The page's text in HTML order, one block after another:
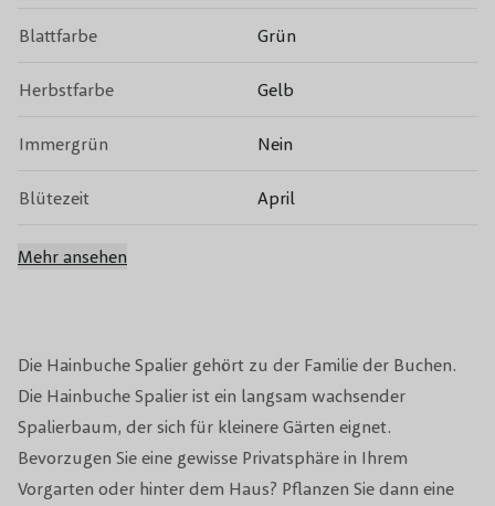
Die Hainbuche Spalier gehört zu der Familie der Buchen.
Die Hainbuche Spalier ist ein langsam wachsender
Spalierbaum, der sich für kleinere Gärten eignet.
Bevorzugen Sie eine gewisse Privatsphäre in Ihrem
Vorgarten oder hinter dem Haus? Pflanzen Sie dann eine
Blattfarbe Grün
Herbstfarbe Gelb
Immergrün Nein
Blütezeit April
Toxizität
Bodenart
Geeignet für alle
Bodenarten
Wachstumsrate Relativ langsam
Windbeständigkeit Gut
Mehr ansehen